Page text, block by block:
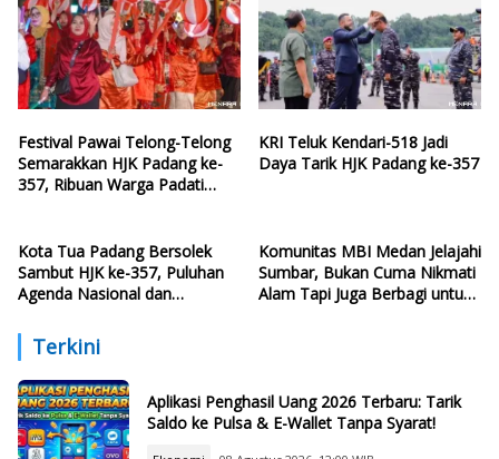
Festival Pawai Telong-Telong
Semarakkan HJK Padang ke-
357, Ribuan Warga Padati
KRI Teluk Kendari-518 Jadi
Daya Tarik HJK Padang ke-357
Kota Tua Padang Bersolek
Sambut HJK ke-357, Puluhan
Agenda Nasional dan
Komunitas MBI Medan Jelajahi
Sumbar, Bukan Cuma Nikmati
Alam Tapi Juga Berbagi untuk
Terkini
Aplikasi Penghasil Uang 2026 Terbaru: Tarik
Saldo ke Pulsa & E-Wallet Tanpa Syarat!